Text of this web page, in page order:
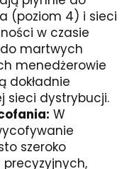
(poziom 4) i sieci
w czasie
martwych
menedżerowie
dokładnie
sieci dystrybucji.
W
szeroko
precyzyjnych,